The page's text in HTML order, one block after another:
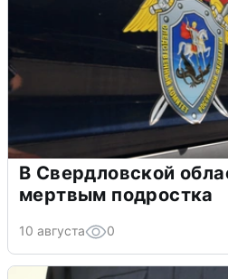
В Свердловской
мертвым подростка
10 августа 0